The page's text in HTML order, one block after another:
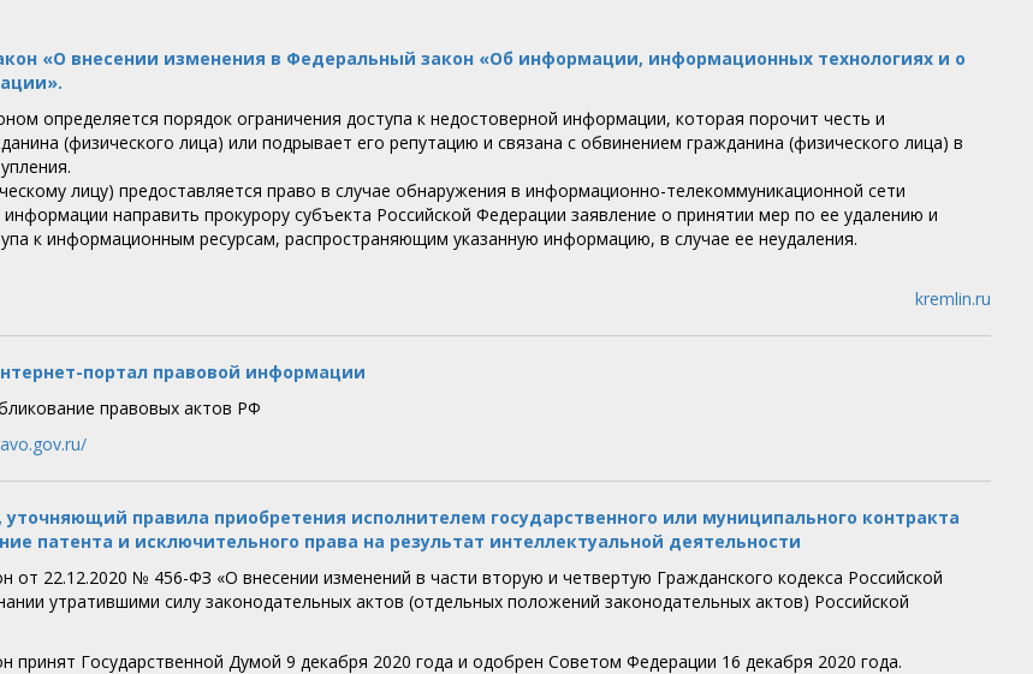
«О внесении изменения в Федеральный закон «Об информации, информационных технологиях и о
определяется порядок ограничения доступа к недостоверной информации, которая порочит честь и
(физического лица) или подрывает его репутацию и связана с обвинением гражданина (физического лица) в
лицу) предоставляется право в случае обнаружения в информационно-телекоммуникационной сети
направить прокурору субъекта Российской Федерации заявление о принятии мер по ее удалению и
к информационным ресурсам, распространяющим указанную информацию, в случае ее неудаления.
kremlin.ru
портал правовой информации
правовых актов РФ
уточняющий правила приобретения исполнителем государственного или муниципального контракта
патента и исключительного права на результат интеллектуальной деятельности
от 22.12.2020 № 456-ФЗ «О внесении изменений в части вторую и четвертую Гражданского кодекса Российской
утратившими силу законодательных актов (отдельных положений законодательных актов) Российской
принят Государственной Думой 9 декабря 2020 года и одобрен Советом Федерации 16 декабря 2020 года.